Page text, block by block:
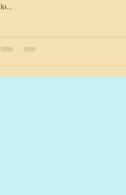
lo...